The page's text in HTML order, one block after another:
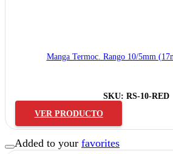
Manga Termoc. Rango 10/5mm
SKU: RS-10-RED
VER PRODUCTO
Added to your favorites